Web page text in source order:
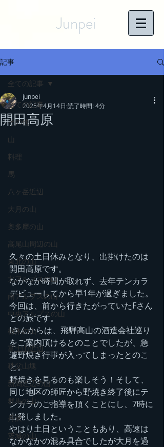
Junpei
記事
全ての記事
その他
山
料理
馬
八ヶ岳近辺
大月の山
奥多摩の山
高尾山周辺の山
東北の山
北アルプスの山
南アルプスの山
中央アルプスの山
栃木の山
富士山近辺
秩父山塊
新潟近辺の山
群馬の山
丹沢
茨城の山
全ての記事
開田高原
junpei
2025年4月14日 読了時間: 4分
久々の土日休みとなり、出掛けたのは
開田高原です。
なかなか時間が取れず、去年テンカラ
デビューしてから早1年が過ぎました。
今回は、前から行きたがっていたFさん
との旅です。
Iさんからは、飛騨高山の酒造会社巡り
をご案内頂けるとのことでしたが、急
遽野焼き行事が入ってしまったとのこ
と。
野焼きを見るのも楽しそう！そして、
同じ地区の師匠から野焼き終了後にテ
ンカラのご指導を頂くことにし、7時に
出発しました。
やはり土日ということもあり、高速は
なかなかの混み具合でしたが大月を過